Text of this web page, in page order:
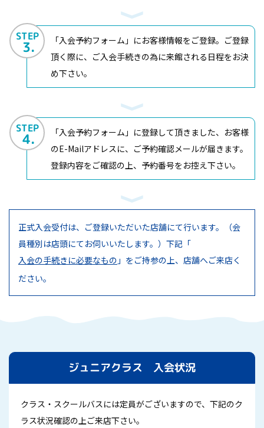
STEP
3.
「入会予約フォーム」にお客様情報をご登録。ご登録
頂く際に、ご入会手続きの為に来館される日程をお決
め下さい。
STEP
4.
「入会予約フォーム」に登録して頂きました、お客様
のE-Mailアドレスに、ご予約確認メールが届きます。
登録内容をご確認の上、予約番号をお控え下さい。
正式入会受付は、ご登録いただいた店舗にて行います。（会
員種別は店頭にてお伺いいたします。） 下記「
入会の手続きに必要なもの 」をご持参の上、店舗へご来店く
ださい。
ジュニアクラス 入会状況
クラス・スクールバスには定員がございますので、下記のク
ラス状況確認の上ご来店下さい。